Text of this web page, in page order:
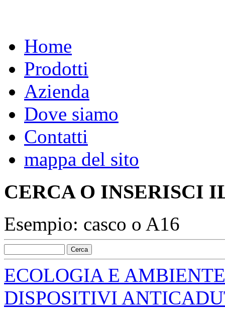
Home
Prodotti
Azienda
Dove siamo
Contatti
mappa del sito
CERCA O INSERISCI
Esempio: casco o A16
ECOLOGIA E AMBIENTE
DISPOSITIVI